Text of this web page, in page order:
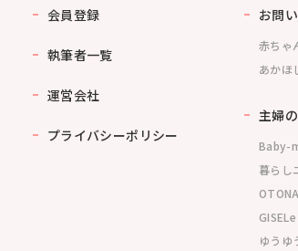
会員登録
執筆者一覧
運営会社
プライバシーポリシー
お問
赤ちゃ
あかほ
主婦
Baby-
暮らし
GISELe
ゆう